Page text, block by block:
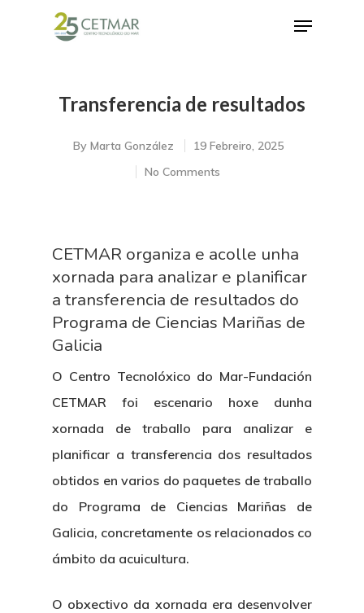
Hit enter to search or ESC to close
Transferencia de resultados
By Marta González
19 Febreiro, 2025
No Comments
CETMAR organiza e acolle unha
xornada para analizar e planificar
a transferencia de resultados do
Programa de Ciencias Mariñas de
Galicia
O Centro Tecnolóxico do Mar-Fundación
CETMAR foi escenario hoxe dunha
xornada de traballo para analizar e
planificar a transferencia dos resultados
obtidos en varios do paquetes de traballo
do Programa de Ciencias Mariñas de
Galicia, concretamente os relacionados co
ámbito da acuicultura.
O obxectivo da xornada era desenvolver